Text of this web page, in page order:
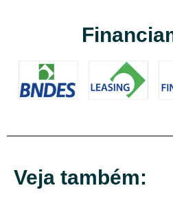
Veja também: